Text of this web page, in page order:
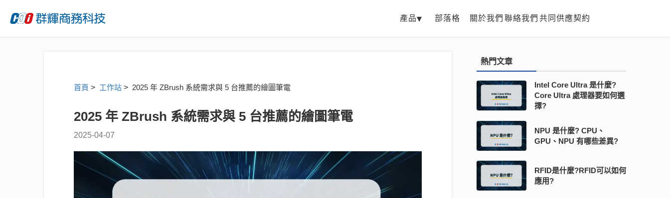
產品 部落格 關於我們 聯絡我們 共同供應契約
首頁 > 工作站 > 2025 年 ZBrush 系統需求與 5 台推薦的繪圖筆電
2025 年 ZBrush 系統需求與 5 台推薦的繪圖筆電
2025-04-07
熱門文章
Intel Core Ultra 是什麼?
Core Ultra 處理器要如何選
擇?
NPU 是什麼? CPU、
GPU、NPU 有哪些差異?
RFID是什麼?RFID可以如何
應用?